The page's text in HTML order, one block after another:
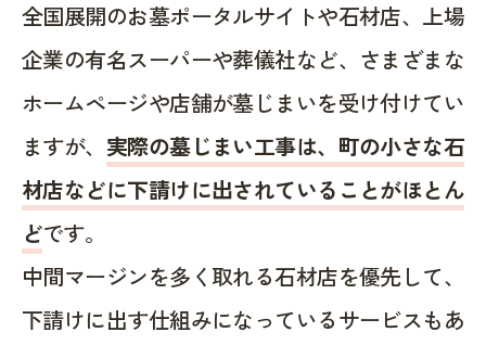
全国展開のお墓ポータルサイトや石材店、上場
企業の有名スーパーや葬儀社など、さまざまな
ホームページや店舗が墓じまいを受け付けてい
ますが、 実際の墓じまい工事は、町の小さな石
材店などに下請けに出されていることがほとん
どです。
中間マージンを多く取れる石材店を優先して、
下請けに出す仕組みになっているサービスもあ